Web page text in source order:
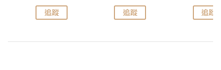
追蹤 追蹤 追蹤